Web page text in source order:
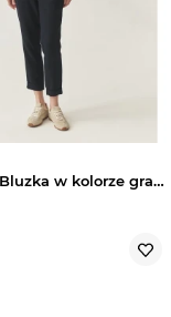
TATUUM Bluzka w kolorze granatowo-białym rozmiar: 46